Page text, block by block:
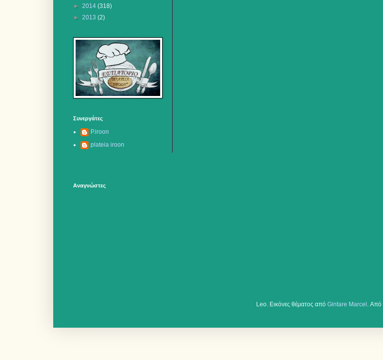
► 2014 (318)
► 2013 (2)
Συνεργάτες
P.iroon
plateia iroon
Αναγνώστες
Leo. Εικόνες θέματος από Gintare Marcel . Από